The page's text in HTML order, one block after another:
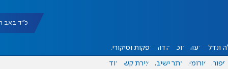
כ"ד באב תשפ"ו
ונדל"ן דעות אוכל יהדות הפקות וסיקורים
ספורט פורומים אתר ישיבה יצירת קשר עוד